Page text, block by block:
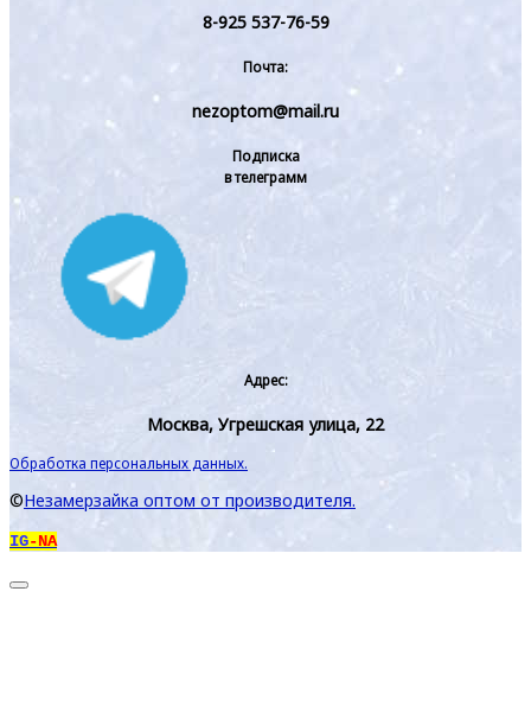
8-925 537-76-59
Почта:
nezoptom@mail.ru
Подписка
в телеграмм
Адрес:
Москва, Угрешская улица, 22
Обработка персональных данных.
©Незамерзайка оптом от производителя.
IG-NA